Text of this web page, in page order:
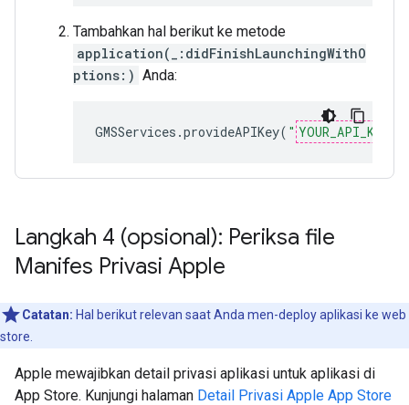
Tambahkan hal berikut ke metode
application(_:didFinishLaunchingWithO
ptions:) Anda:
GMSServices .provideAPIKey( " YOUR_API_KEY
Langkah 4 (opsional): Periksa file
Manifes Privasi Apple
Catatan: Hal berikut relevan saat Anda men-deploy aplikasi ke web
store.
Apple mewajibkan detail privasi aplikasi untuk aplikasi di
App Store. Kunjungi halaman Detail Privasi Apple App Store